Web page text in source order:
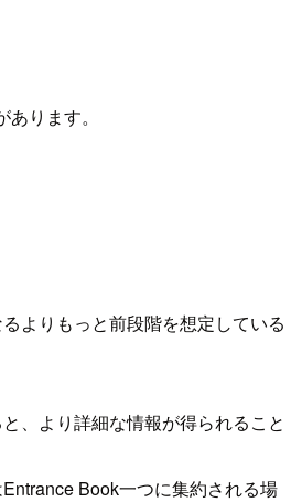
ります。
よりもっと前段階を想定している
、より詳細な情報が得られること
Book一つに集約される場